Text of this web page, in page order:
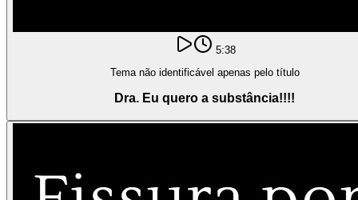
5:38
Tema não identificável apenas pelo título
Dra. Eu quero a substância!!!!